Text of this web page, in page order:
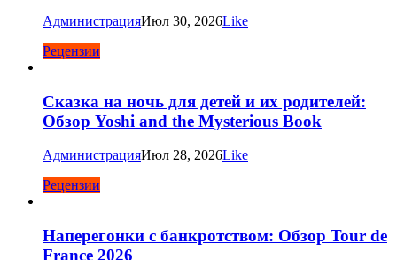
АдминистрацияИюл 30, 2026Like
Рецензии
Сказка на ночь для детей и их родителей:
Обзор Yoshi and the Mysterious Book
АдминистрацияИюл 28, 2026Like
Рецензии
Наперегонки с банкротством: Обзор Tour de
France 2026